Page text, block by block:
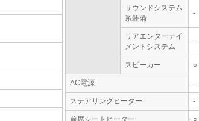
サウンドシステム
系装備
-
リアエンターテイ
メントシステム
-
スピーカー ○
AC電源 -
ステアリングヒーター -
前席シートヒーター ○